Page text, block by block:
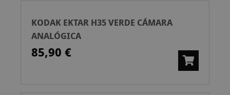
KODAK EKTAR H35 VERDE CÁMARA
ANALÓGICA
85,90 €